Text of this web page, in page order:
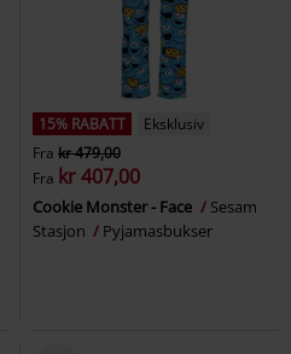
15% RABATT
Eksklusiv
Fra kr 479,00
Fra kr 407,00
Cookie Monster - Face
Sesam
Stasjon
Pyjamasbukser